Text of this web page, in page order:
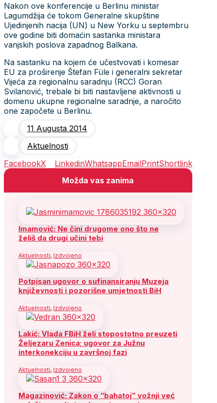
Nakon ove konferencije u Berlinu ministar
Lagumdžija će tokom Generalne skupštine
Ujedinjenih nacija (UN) u New Yorku u septembru
ove godine biti domaćin sastanka ministara
vanjskih poslova zapadnog Balkana.
Na sastanku na kojem će učestvovati i komesar
EU za proširenje Štefan Füle i generalni sekretar
Vijeća za regionalnu saradnju (RCC) Goran
Svilanović, trebale bi biti nastavljene aktivnosti u
domenu ukupne regionalne saradnje, a naročito
one započete u Berlinu.
11 Augusta 2014
Aktuelnosti
FacebookX LinkedinWhatsappEmailPrintShortlink
Možda vas zanima
Imamović: Ne čini drugome ono što ne
želiš da drugi učini tebi
Aktuelnosti, Izdvojeno
Potpisan ugovor o sufinansiranju Muzeja
književnosti i pozorišne umjetnosti BiH
Aktuelnosti, Izdvojeno
Lakić: Vlada FBiH želi stopostotno preuzeti
Željezaru Zenica; ugovor za Južnu
interkonekciju u završnoj fazi
Aktuelnosti, Izdvojeno
Magazinović: Zakon o “bahatoj” vožnji već